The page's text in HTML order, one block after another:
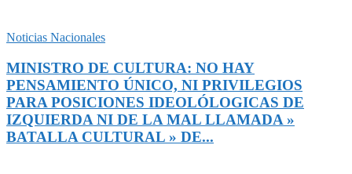
Noticias Nacionales
MINISTRO DE CULTURA: NO HAY
PENSAMIENTO ÚNICO, NI PRIVILEGIOS
PARA POSICIONES IDEOLÓLOGICAS DE
IZQUIERDA NI DE LA MAL LLAMADA »
BATALLA CULTURAL » DE...